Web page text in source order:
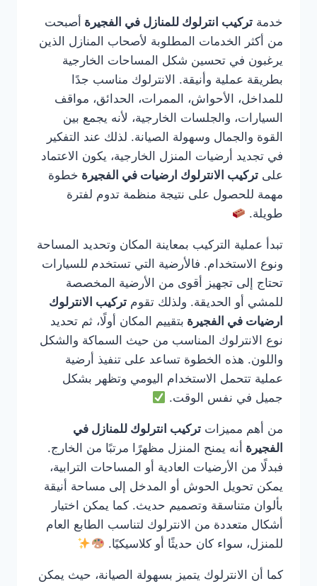
خدمة تركيب انترلوك للمنازل في الفجيرة أصبحت
من أكثر الخدمات المطلوبة لأصحاب المنازل الذين
يرغبون في تحسين شكل المساحات الخارجية
بطريقة عملية وأنيقة. الانترلوك مناسب جدًا
للمداخل، الأحواش، الممرات، الحدائق، مواقف
السيارات، والجلسات الخارجية، لأنه يجمع بين
القوة والجمال وسهولة الصيانة. لذلك عند التفكير
في تجديد أرضيات المنزل الخارجية، يكون الاعتماد
على تركيب الانترلوك ارضيات في الفجيرة خطوة
مهمة للحصول على نتيجة منظمة تدوم لفترة
طويلة.
تبدأ عملية التركيب بمعاينة المكان وتحديد المساحة
ونوع الاستخدام. فالأرضية التي تستخدم للسيارات
تحتاج إلى تجهيز أقوى من الأرضية المخصصة
للمشي أو الحديقة. ولذلك تقوم تركيب الانترلوك
ارضيات في الفجيرة بتقييم المكان أولًا، ثم تحديد
نوع الانترلوك المناسب من حيث السماكة والشكل
واللون. هذه الخطوة تساعد على تنفيذ أرضية
عملية تتحمل الاستخدام اليومي وتظهر بشكل
جميل في نفس الوقت.
من أهم مميزات تركيب انترلوك للمنازل في
الفجيرة أنه يمنح المنزل مظهرًا مرتبًا من الخارج.
فبدلًا من الأرضيات العادية أو المساحات الترابية،
يمكن تحويل الحوش أو المدخل إلى مساحة أنيقة
بألوان متناسقة وتصميم حديث. كما يمكن اختيار
أشكال متعددة من الانترلوك لتناسب الطابع العام
للمنزل، سواء كان حديثًا أو كلاسيكيًا.
كما أن الانترلوك يتميز بسهولة الصيانة، حيث يمكن